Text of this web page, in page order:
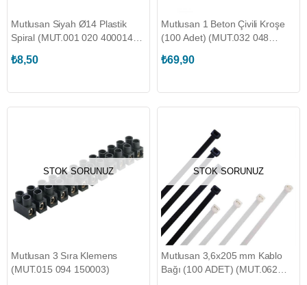
Mutlusan Siyah Ø14 Plastik
Spiral (MUT.001 020 400014
₺8,50
Mutlusan 1 Beton Çivili Kroşe
(100 Adet) (MUT.032 048
₺69,90
STOK SORUNUZ
Mutlusan 3 Sıra Klemens
(MUT.015 094 150003)
STOK SORUNUZ
Mutlusan 3,6x205 mm Kablo
Bağı (100 ADET) (MUT.062